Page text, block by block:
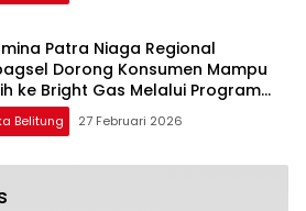
Patra Niaga Regional
Dorong Konsumen Mampu
ke Bright Gas Melalui Program
In di Belitung Timur
Belitung 27 Februari 2026